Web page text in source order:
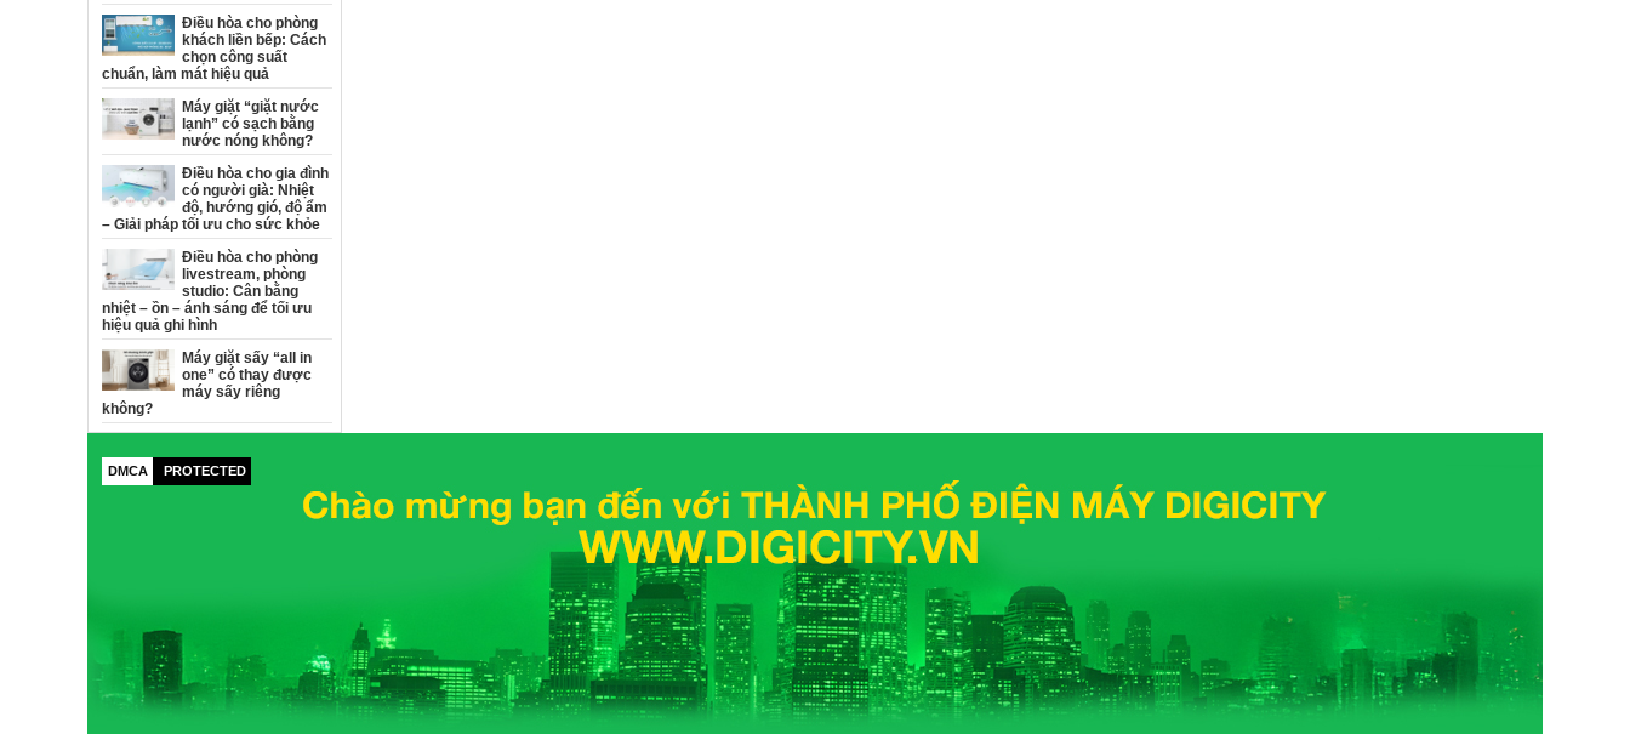
Điều hòa cho phòng
khách liền bếp: Cách
chọn công suất
chuẩn, làm mát hiệu quả
Máy giặt “giặt nước
lạnh” có sạch bằng
nước nóng không?
Điều hòa cho gia đình
có người già: Nhiệt
độ, hướng gió, độ ẩm
– Giải pháp tối ưu cho sức khỏe
Điều hòa cho phòng
livestream, phòng
studio: Cân bằng
nhiệt – ồn – ánh sáng để tối ưu
hiệu quả ghi hình
Máy giặt sấy “all in
one” có thay được
máy sấy riêng
không?
DMCA PROTECTED